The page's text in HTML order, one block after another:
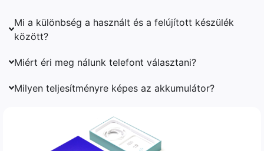
Mi a különbség a használt és a felújított készülék
között?
Miért éri meg nálunk telefont választani?
Milyen teljesítményre képes az akkumulátor?